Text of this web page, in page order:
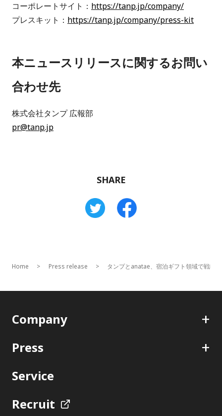
コーポレートサイト： https://tanp.jp/company/
プレスキット： https://tanp.jp/company/press-kit
本ニュースリリースに関するお問い
合わせ先
株式会社タンプ 広報部
pr@tanp.jp
SHARE
Home Press release タンプとanatae、宿泊ギフト領域で戦略
Company +
Press +
Service
Recruit